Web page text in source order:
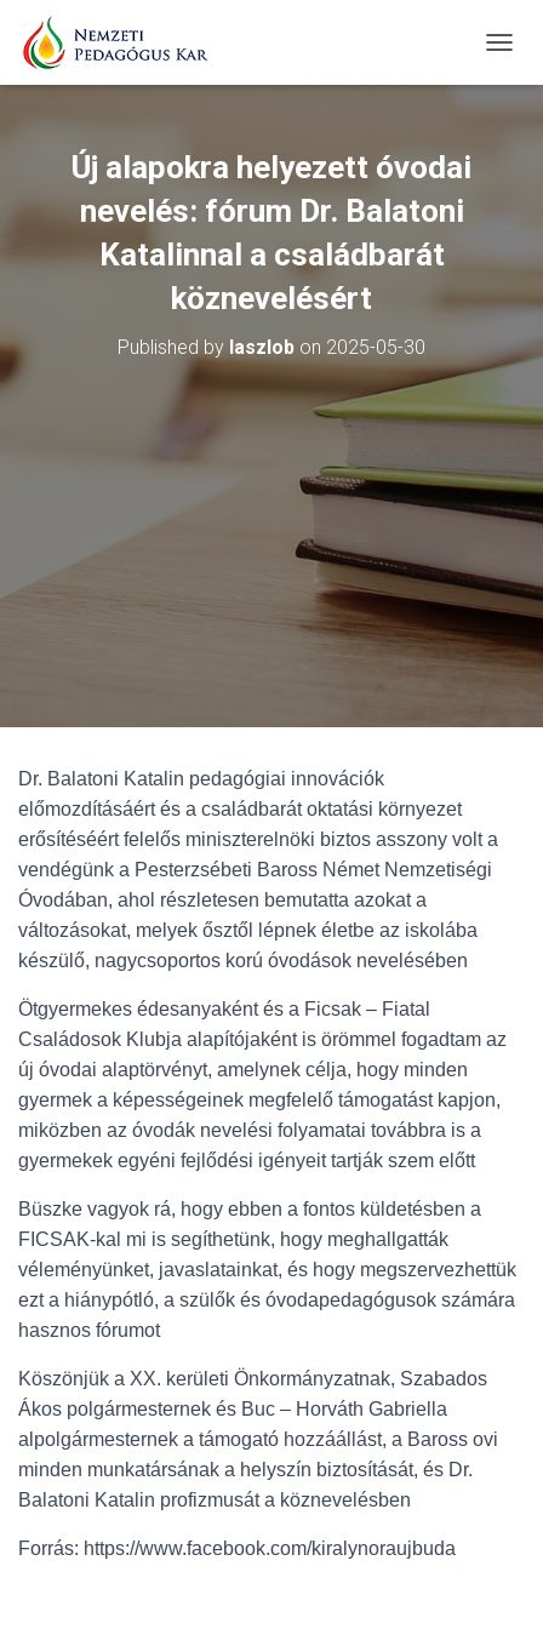
O
I
N
Új alapokra helyezett óvodai
nevelés: fórum Dr. Balatoni
Katalinnal a családbarát
köznevelésért
Published by laszlob on 2025-05-30
Dr. Balatoni Katalin pedagógiai innovációk
előmozdításáért és a családbarát oktatási környezet
erősítéséért felelős miniszterelnöki biztos asszony volt a
vendégünk a Pesterzsébeti Baross Német Nemzetiségi
Óvodában, ahol részletesen bemutatta azokat a
változásokat, melyek ősztől lépnek életbe az iskolába
készülő, nagycsoportos korú óvodások nevelésében
Ötgyermekes édesanyaként és a Ficsak – Fiatal
Családosok Klubja alapítójaként is örömmel fogadtam az
új óvodai alaptörvényt, amelynek célja, hogy minden
gyermek a képességeinek megfelelő támogatást kapjon,
miközben az óvodák nevelési folyamatai továbbra is a
gyermekek egyéni fejlődési igényeit tartják szem előtt
Büszke vagyok rá, hogy ebben a fontos küldetésben a
FICSAK-kal mi is segíthetünk, hogy meghallgatták
véleményünket, javaslatainkat, és hogy megszervezhettük
ezt a hiánypótló, a szülők és óvodapedagógusok számára
hasznos fórumot
Köszönjük a XX. kerületi Önkormányzatnak, Szabados
Ákos polgármesternek és Buc – Horváth Gabriella
alpolgármesternek a támogató hozzáállást, a Baross ovi
minden munkatársának a helyszín biztosítását, és Dr.
Balatoni Katalin profizmusát a köznevelésben
Forrás: https://www.facebook.com/kiralynoraujbuda